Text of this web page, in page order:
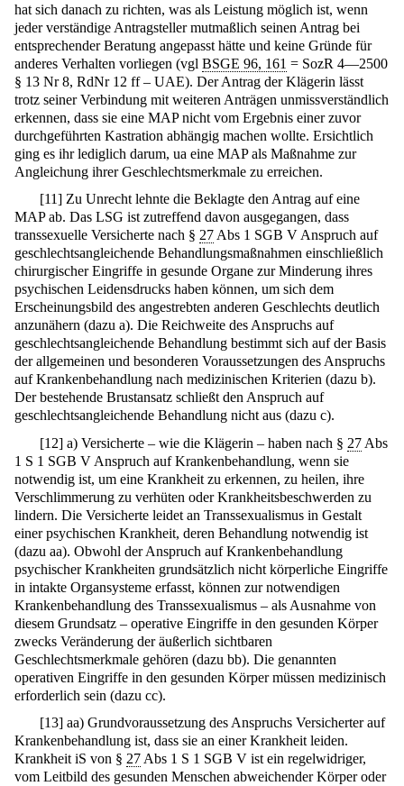
hat sich danach zu richten, was als Leistung möglich ist, wenn
jeder verständige Antragsteller mutmaßlich seinen Antrag bei
entsprechender Beratung angepasst hätte und keine Gründe für
anderes Verhalten vorliegen (vgl BSGE 96, 161 = SozR 4—2500
§ 13 Nr 8, RdNr 12 ff – UAE). Der Antrag der Klägerin lässt
trotz seiner Verbindung mit weiteren Anträgen unmissverständlich
erkennen, dass sie eine MAP nicht vom Ergebnis einer zuvor
durchgeführten Kastration abhängig machen wollte. Ersichtlich
ging es ihr lediglich darum, ua eine MAP als Maßnahme zur
Angleichung ihrer Geschlechtsmerkmale zu erreichen.
[11] Zu Unrecht lehnte die Beklagte den Antrag auf eine
MAP ab. Das LSG ist zutreffend davon ausgegangen, dass
transsexuelle Versicherte nach § 27 Abs 1 SGB V Anspruch auf
geschlechtsangleichende Behandlungsmaßnahmen einschließlich
chirurgischer Eingriffe in gesunde Organe zur Minderung ihres
psychischen Leidensdrucks haben können, um sich dem
Erscheinungsbild des angestrebten anderen Geschlechts deutlich
anzunähern (dazu a). Die Reichweite des Anspruchs auf
geschlechtsangleichende Behandlung bestimmt sich auf der Basis
der allgemeinen und besonderen Voraussetzungen des Anspruchs
auf Krankenbehandlung nach medizinischen Kriterien (dazu b).
Der bestehende Brustansatz schließt den Anspruch auf
geschlechtsangleichende Behandlung nicht aus (dazu c).
[12] a) Versicherte – wie die Klägerin – haben nach § 27 Abs
1 S 1 SGB V Anspruch auf Krankenbehandlung, wenn sie
notwendig ist, um eine Krankheit zu erkennen, zu heilen, ihre
Verschlimmerung zu verhüten oder Krankheitsbeschwerden zu
lindern. Die Versicherte leidet an Transsexualismus in Gestalt
einer psychischen Krankheit, deren Behandlung notwendig ist
(dazu aa). Obwohl der Anspruch auf Krankenbehandlung
psychischer Krankheiten grundsätzlich nicht körperliche Eingriffe
in intakte Organsysteme erfasst, können zur notwendigen
Krankenbehandlung des Transsexualismus – als Ausnahme von
diesem Grundsatz – operative Eingriffe in den gesunden Körper
zwecks Veränderung der äußerlich sichtbaren
Geschlechtsmerkmale gehören (dazu bb). Die genannten
operativen Eingriffe in den gesunden Körper müssen medizinisch
erforderlich sein (dazu cc).
[13] aa) Grundvoraussetzung des Anspruchs Versicherter auf
Krankenbehandlung ist, dass sie an einer Krankheit leiden.
Krankheit iS von § 27 Abs 1 S 1 SGB V ist ein regelwidriger,
vom Leitbild des gesunden Menschen abweichender Körper oder